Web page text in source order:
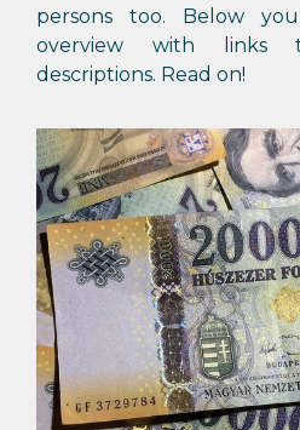
persons too. Below
overview with links
descriptions. Read on!